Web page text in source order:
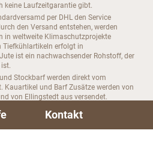
keine Laufzeitgarantie gibt.
per DHL den Service
den Versand entstehen, werden
in weltweite Klimaschutzprojekte
Tiefkühlartikeln erfolgt in
ist ein nachwachsender Rohstoff, der
Stockbarf werden direkt vom
Kauartikel und Barf Zusätze werden von
von Ellingstedt aus versendet.
nur bis zu 4 Tage vor der nächsten
Kontakt